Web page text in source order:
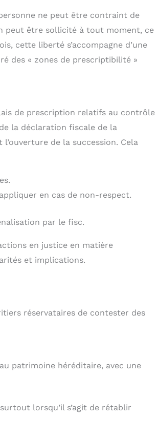
ne peut être contraint de
peut être sollicité à tout moment, ce
cette liberté s’accompagne d’une
des « zones de prescriptibilité »
de prescription relatifs au contrôle
la déclaration fiscale de la
de la succession. Cela
en cas de non-respect.
par le fisc.
en justice en matière
et implications.
réservataires de contester des
patrimoine héréditaire, avec une
lorsqu’il s’agit de rétablir